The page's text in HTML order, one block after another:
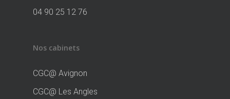
04 90 25 12 76
Nos cabinets
CGC@ Avignon
CGC@ Les Angles